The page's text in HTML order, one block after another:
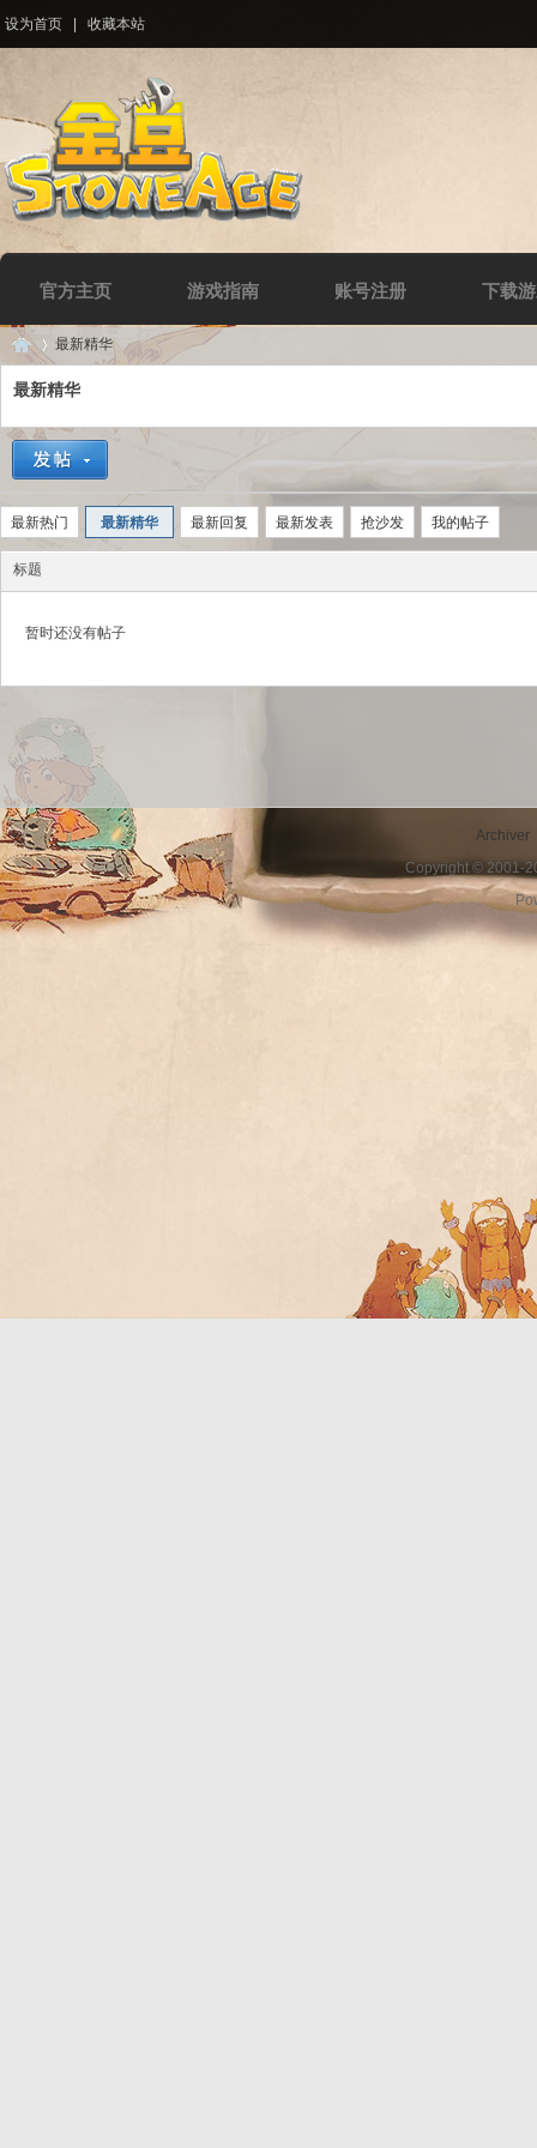
设为首页 收藏本站
官方主页 游戏指南 账号注册 下载
Di
sc
uz!
›
最新精华
最新精华
最新热门 最新精华 最新回复 最新发表 抢沙发 我的帖子
标题
暂时还没有帖子
Archiver
Copyright © 2001-